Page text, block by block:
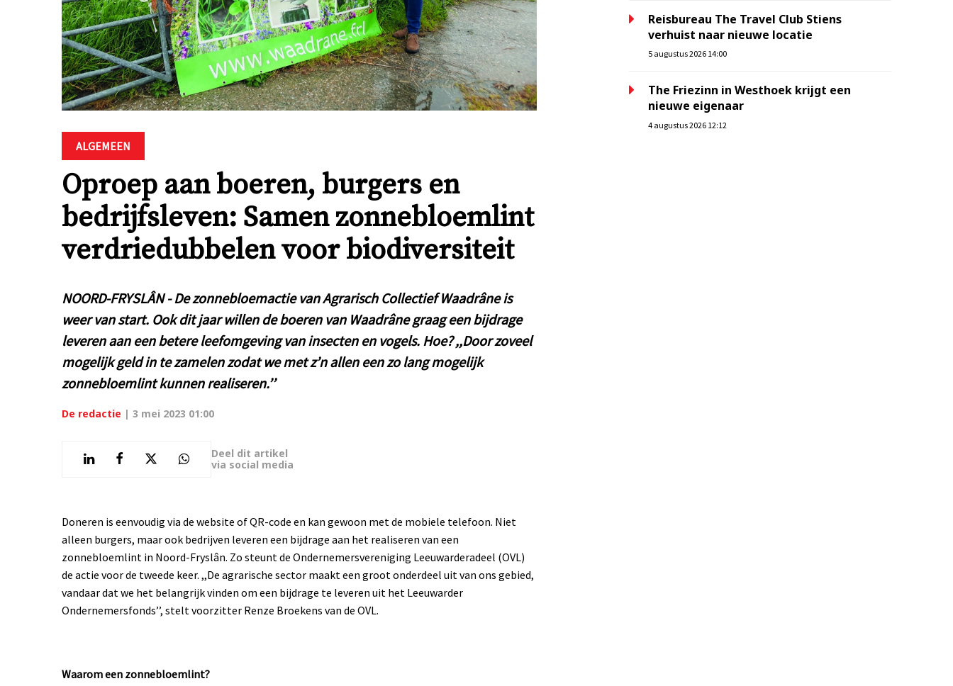
ALGEMEEN
Oproep aan boeren, burgers en
bedrijfsleven: Samen zonnebloemlint
verdriedubbelen voor biodiversiteit
NOORD-FRYSLÂN - De zonnebloemactie van Agrarisch Collectief Waadrâne is
weer van start. Ook dit jaar willen de boeren van Waadrâne graag een bijdrage
leveren aan een betere leefomgeving van insecten en vogels. Hoe? ,,Door zoveel
mogelijk geld in te zamelen zodat we met z’n allen een zo lang mogelijk
zonnebloemlint kunnen realiseren.’’
De redactie | 3 mei 2023 01:00
Deel dit artikel
via social media
Doneren is eenvoudig via de website of QR-code en kan gewoon met de mobiele telefoon. Niet
alleen burgers, maar ook bedrijven leveren een bijdrage aan het realiseren van een
zonnebloemlint in Noord-Fryslân. Zo steunt de Ondernemersvereniging Leeuwarderadeel (OVL)
de actie voor de tweede keer. ,,De agrarische sector maakt een groot onderdeel uit van ons gebied,
vandaar dat we het belangrijk vinden om een bijdrage te leveren uit het Leeuwarder
Ondernemersfonds’’, stelt voorzitter Renze Broekens van de OVL.
Waarom een zonnebloemlint?
Reisbureau The Travel Club Stiens
verhuist naar nieuwe locatie
5 augustus 2026 14:00
The Friezinn in Westhoek krijgt een
nieuwe eigenaar
4 augustus 2026 12:12